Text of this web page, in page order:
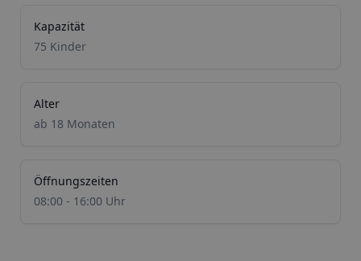
Kapazität
75 Kinder
Alter
ab 18 Monaten
Öffnungszeiten
08:00 - 16:00 Uhr